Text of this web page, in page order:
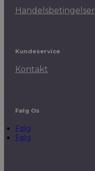
Handelsbetingelser
Kundeservice
Kontakt
Følg Os
Følg
Følg